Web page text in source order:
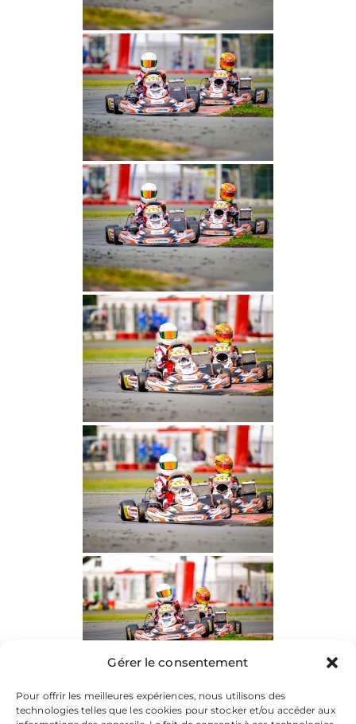
Gérer le consentement
Pour offrir les meilleures expériences, nous utilisons des
technologies telles que les cookies pour stocker et/ou accéder aux